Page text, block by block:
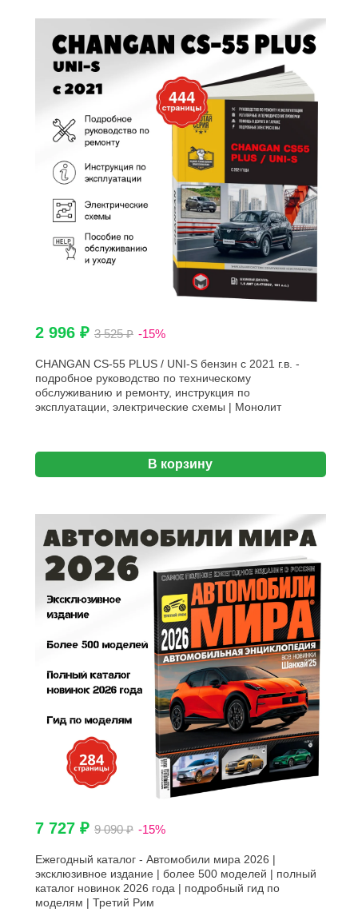
2 996 ₽ 3 525 ₽ -15%
CHANGAN CS-55 PLUS / UNI-S бензин с 2021 г.в. -
подробное руководство по техническому
обслуживанию и ремонту, инструкция по
эксплуатации, электрические схемы | Монолит
В корзину
7 727 ₽ 9 090 ₽ -15%
Ежегодный каталог - Автомобили мира 2026 |
эксклюзивное издание | более 500 моделей | полный
каталог новинок 2026 года | подробный гид по
моделям | Третий Рим